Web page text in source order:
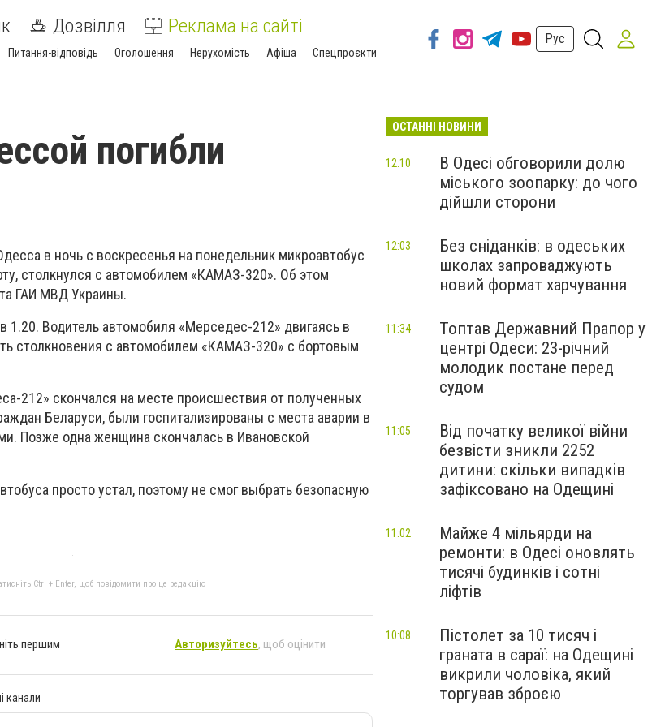
Дозвілля Реклама на сайті
Питання-відповідь Оголошення Нерухомість Афіша Спецпроєкти
Рус
погибли
в ночь с воскресенья на понедельник микроавтобус
столкнулся с автомобилем «КАМАЗ-320». Об этом
ГАИ МВД Украины.
1.20. Водитель автомобиля «Мерседес-212» двигаясь в
столкновения с автомобилем «КАМАЗ-320» с бортовым
212» скончался на месте происшествия от полученных
Беларуси, были госпитализированы с места аварии в
Позже одна женщина скончалась в Ивановской
просто устал, поэтому не смог выбрать безопасную
Ctrl + Enter, щоб повідомити про це редакцію
першим Авторизуйтесь, щоб оцінити
канали
ОСТАННІ НОВИНИ
В Одесі обговорили долю
міського зоопарку: до чого
дійшли сторони
12:10
Без сніданків: в одеських
школах запроваджують
новий формат харчування
12:03
Топтав Державний Прапор у
центрі Одеси: 23-річний
молодик постане перед
судом
11:34
Від початку великої війни
безвісти зникли 2252
дитини: скільки випадків
зафіксовано на Одещині
11:05
Майже 4 мільярди на
ремонти: в Одесі оновлять
тисячі будинків і сотні
ліфтів
11:02
Пістолет за 10 тисяч і
граната в сараї: на Одещині
викрили чоловіка, який
торгував зброєю
10:08